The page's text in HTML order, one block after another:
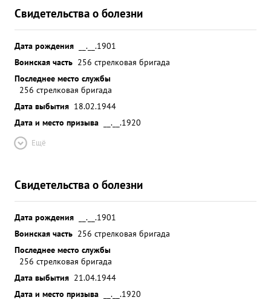
Свидетельства о болезни
Дата рождения
__.__.1901
Воинская часть 256 стрелковая бригада
Последнее место службы
256 стрелковая бригада
Дата выбытия 18.02.1944
Дата и место призыва
__.__.1920
Ещё
Свидетельства о болезни
Дата рождения
__.__.1901
Воинская часть 256 стрелковая бригада
Последнее место службы
256 стрелковая бригада
Дата выбытия 21.04.1944
Дата и место призыва
__.__.1920